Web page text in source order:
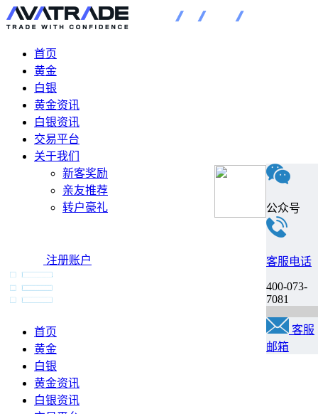
首页
黄金
白银
黄金资讯
白银资讯
交易平台
关于我们
新客奖励
亲友推荐
转户豪礼
注册账户
首页
黄金
白银
黄金资讯
白银资讯
公众号
客服电话
400-073-
7081
客服
邮箱